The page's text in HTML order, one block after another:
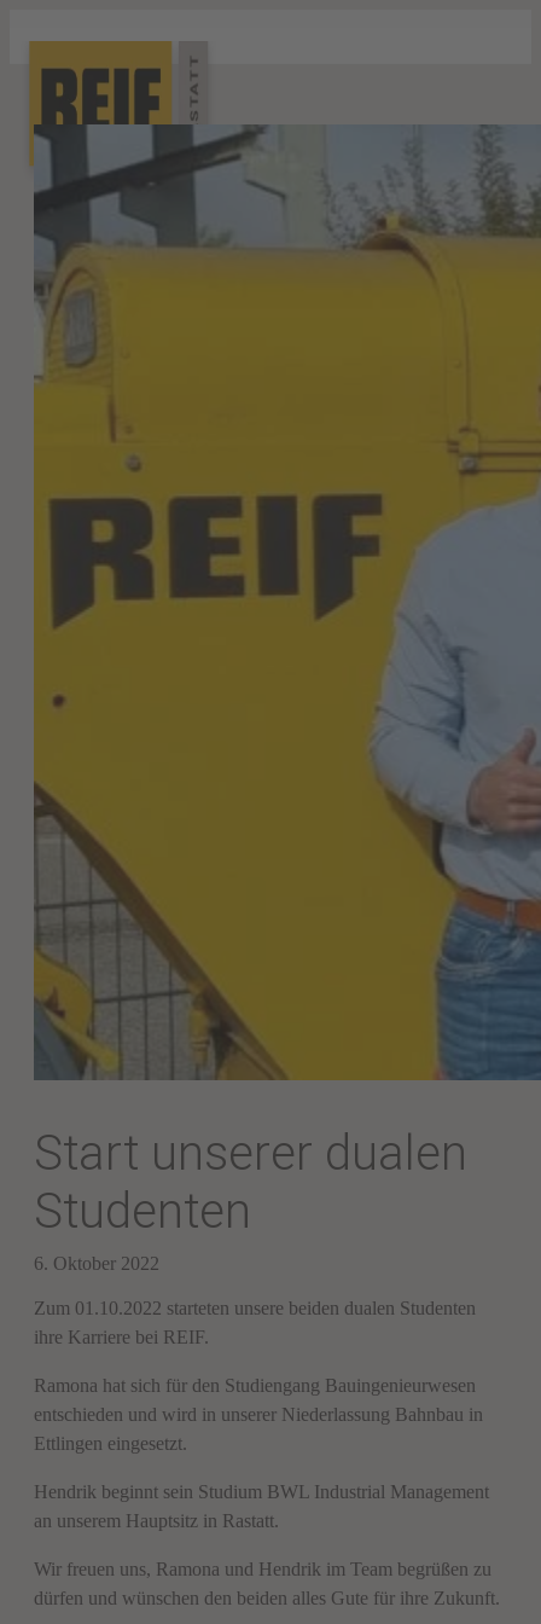
Start unserer dualen
Studenten
6. Oktober 2022
Zum 01.10.2022 starteten unsere beiden dualen Studenten
ihre Karriere bei REIF.
Ramona hat sich für den Studiengang Bauingenieurwesen
entschieden und wird in unserer Niederlassung Bahnbau in
Ettlingen eingesetzt.
Hendrik beginnt sein Studium BWL Industrial Management
an unserem Hauptsitz in Rastatt.
Wir freuen uns, Ramona und Hendrik im Team begrüßen zu
dürfen und wünschen den beiden alles Gute für ihre Zukunft.